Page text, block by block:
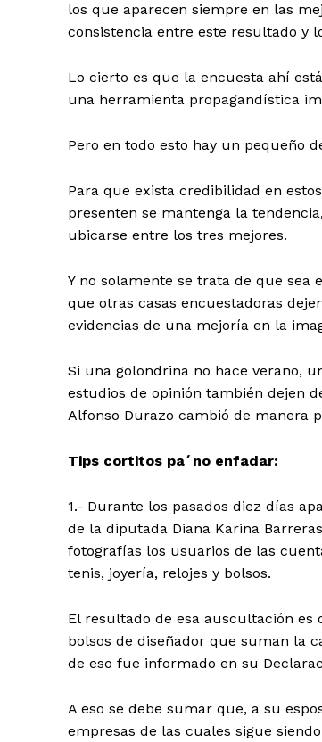
los que aparecen siempre en las
consistencia entre este resultado y
Lo cierto es que la encuesta ahí
una herramienta propagandística
Pero en todo esto hay un pequeño
Para que exista credibilidad en
presenten se mantenga la
ubicarse entre los tres mejores.
Y no solamente se trata de que sea
que otras casas encuestadoras
evidencias de una mejoría en la
Si una golondrina no hace verano,
estudios de opinión también dejen
Alfonso Durazo cambió de manera
Tips cortitos pa´no enfadar:
1.- Durante los pasados diez días
de la diputada Diana Karina
fotografías los usuarios de las
tenis, joyería, relojes y bolsos.
El resultado de esa auscultación
bolsos de diseñador que suman la
de eso fue informado en su
A eso se debe sumar que, a su
empresas de las cuales sigue